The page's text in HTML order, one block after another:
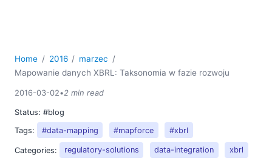
10
11
12
2015
2014
2012
Home 2016
marzec
Mapowanie danych XBRL: Taksonomia w fazie rozwoju
2016-03-02•2 min read
Status: #blog
Tags:
#data-mapping #mapforce #xbrl
Categories: regulatory-solutions data-integration xbrl